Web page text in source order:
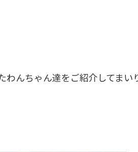
んちゃん達をご紹介してまい